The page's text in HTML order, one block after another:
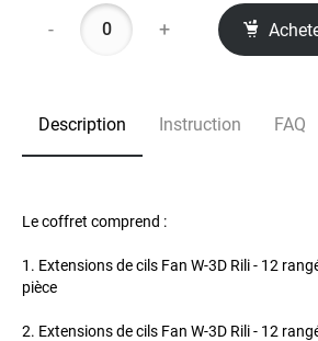
- +
Description Instruction FAQ
Le coffret comprend :
1. Extensions de cils Fan W-3D Rili - 12
pièce
2. Extensions de cils Fan W-3D Rili - 12